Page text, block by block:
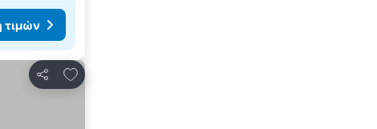
τιμών
Κοινοποίηση
Προσθήκη στα αγαπημένα